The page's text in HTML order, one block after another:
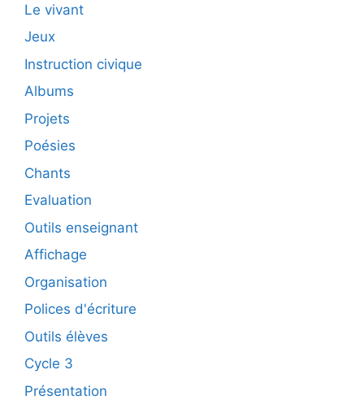
Le vivant
Jeux
Instruction civique
Albums
Projets
Poésies
Chants
Evaluation
Outils enseignant
Affichage
Organisation
Polices d'écriture
Outils élèves
Cycle 3
Présentation